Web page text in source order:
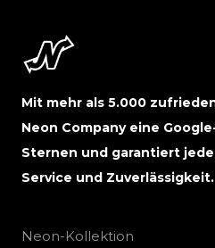
Mit mehr als 5.000
Neon Company eine
Sternen und garantiert
Service und Zuverlässigkeit.
Neon-Kollektion